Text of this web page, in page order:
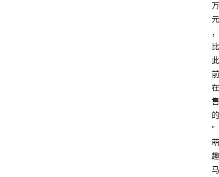
万
元
，
比
此
前
在
售
的
“
萌
趣
马